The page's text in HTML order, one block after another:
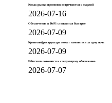
Когда рынки прогнозов встречаются с маржой
2026-07-16
Обеспечение в DeFi становится быстрее
2026-07-09
Криптоинфраструктура может измениться за одну ночь
2026-07-09
Ethereum готовится к следующему обновлению
2026-07-07